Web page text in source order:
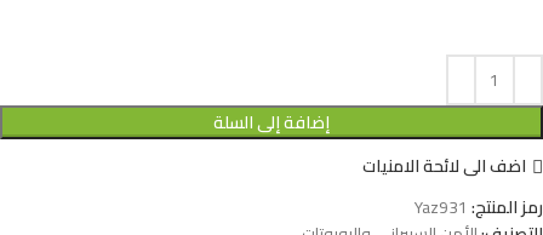
إضافة إلى السلة
اضف الى لائحة الامنيات
رمز المنتج: Yaz931